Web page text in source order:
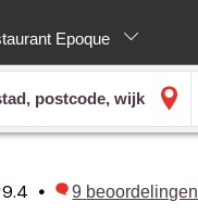
Epoque
9.4 • 9 beoordelingen